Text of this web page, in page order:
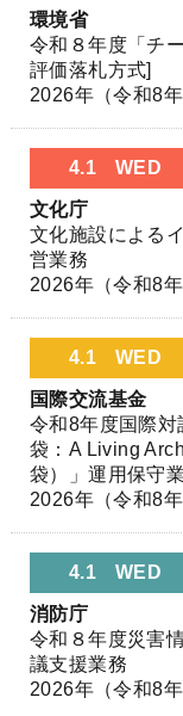
環境省
令和８年度「チ
評価落札方式]
2026年（令和8
4.1 WED
文化庁
文化施設による
営業務
2026年（令和8
4.1 WED
国際交流基金
令和8年度国際
袋：A Living
袋）」運用保守
2026年（令和8
4.1 WED
消防庁
令和８年度災害
議支援業務
2026年（令和8